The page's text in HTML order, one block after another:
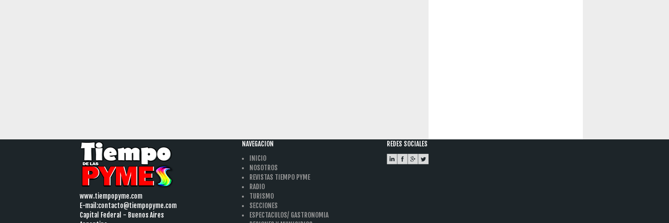
www.tiempopyme.com
E-mail:contacto@tiempopyme.com
Capital Federal - Buenos Aires
NAVEGACION
INICIO
NOSOTROS
REVISTAS TIEMPO PYME
RADIO
TURISMO
SECCIONES
ESPECTACULOS/ GASTRONOMIA
REDES SOCIALES